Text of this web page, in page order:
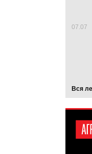
07.07
Вся